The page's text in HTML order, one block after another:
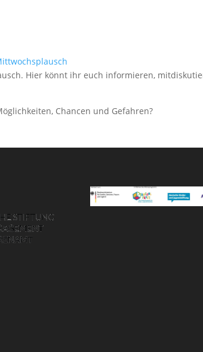
Hier könnt ihr euch informieren,
Chancen und Gefahren?